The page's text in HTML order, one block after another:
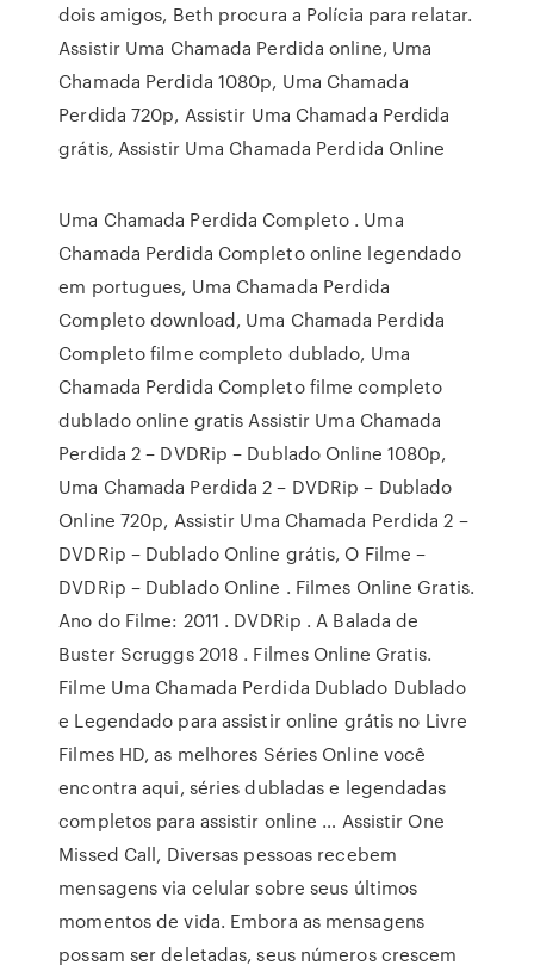
dois amigos, Beth procura a Polícia para relatar.
Assistir Uma Chamada Perdida online, Uma
Chamada Perdida 1080p, Uma Chamada
Perdida 720p, Assistir Uma Chamada Perdida
grátis, Assistir Uma Chamada Perdida Online
Uma Chamada Perdida Completo . Uma
Chamada Perdida Completo online legendado
em portugues, Uma Chamada Perdida
Completo download, Uma Chamada Perdida
Completo filme completo dublado, Uma
Chamada Perdida Completo filme completo
dublado online gratis Assistir Uma Chamada
Perdida 2 – DVDRip – Dublado Online 1080p,
Uma Chamada Perdida 2 – DVDRip – Dublado
Online 720p, Assistir Uma Chamada Perdida 2 –
DVDRip – Dublado Online grátis, O Filme –
DVDRip – Dublado Online . Filmes Online Gratis.
Ano do Filme: 2011 . DVDRip . A Balada de
Buster Scruggs 2018 . Filmes Online Gratis.
Filme Uma Chamada Perdida Dublado Dublado
e Legendado para assistir online grátis no Livre
Filmes HD, as melhores Séries Online você
encontra aqui, séries dubladas e legendadas
completos para assistir online … Assistir One
Missed Call, Diversas pessoas recebem
mensagens via celular sobre seus últimos
momentos de vida. Embora as mensagens
possam ser deletadas, seus números crescem